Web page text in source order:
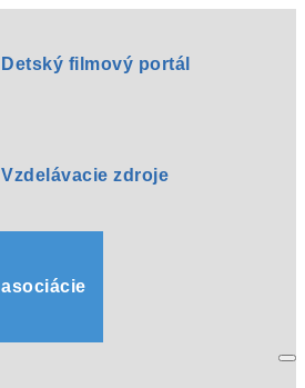
Detský filmový portál
Vzdelávacie zdroje
asociácie